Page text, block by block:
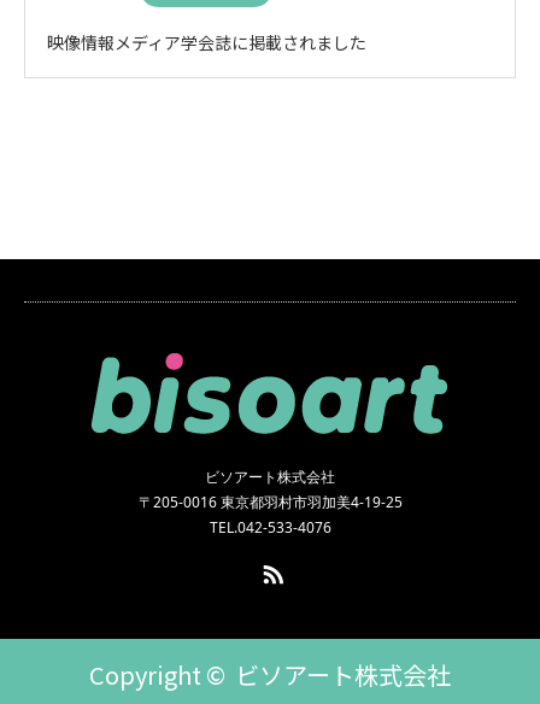
映像情報メディア学会誌に掲載されました
ビソアート株式会社
〒205-0016 東京都羽村市羽加美4-19-25
TEL.042-533-4076
Copyright © ビソアート株式会社